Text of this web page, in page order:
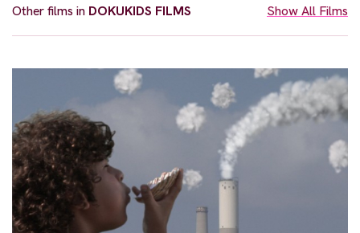
Other films in DOKUKIDS FILMS Show All Films